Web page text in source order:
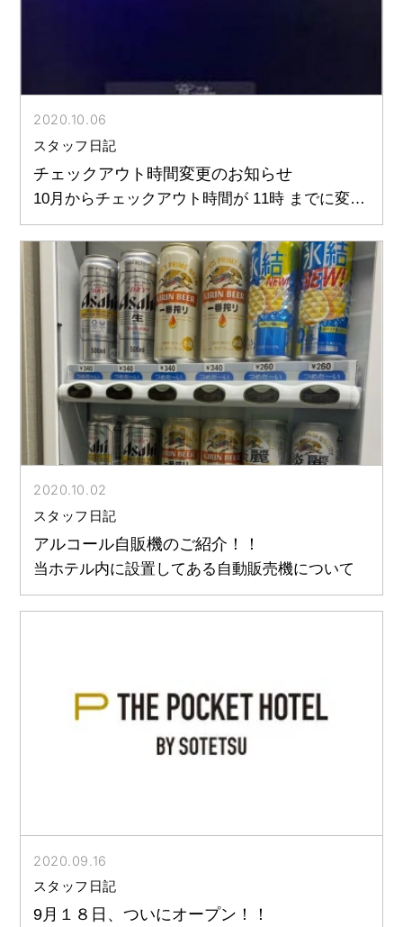
2020.10.06
スタッフ日記
チェックアウト時間変更のお知らせ
10月からチェックアウト時間が 11時 までに変更
になりました
2020.10.02
スタッフ日記
アルコール自販機のご紹介！！
当ホテル内に設置してある自動販売機について
2020.09.16
スタッフ日記
9月１８日、ついにオープン！！